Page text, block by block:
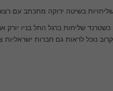
בשיטה ירוקה מתכתב עם
שליחות ברגל החל בניו יורק
נוכל לראות גם חברות ישראליות